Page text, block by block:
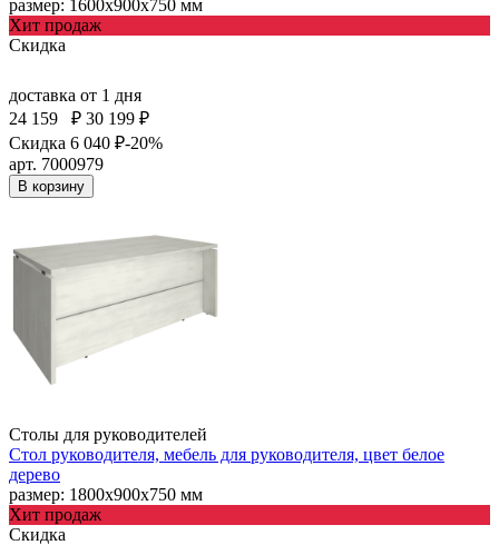
размер: 1600х900х750 мм
Хит продаж
Скидка
доставка от 1 дня
24 159
₽ 30 199 ₽
Скидка 6 040 ₽-20%
арт. 7000979
В корзину
Столы для руководителей
Стол руководителя, мебель для руководителя, цвет белое
дерево
размер: 1800х900х750 мм
Хит продаж
Скидка